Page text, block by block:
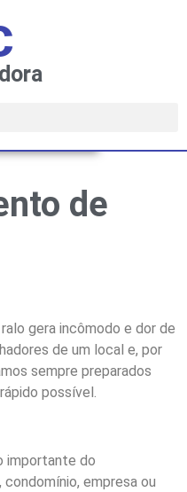
de
gera incômodo e dor de
de um local e, por
sempre preparados
possível.
importante do
empresa ou